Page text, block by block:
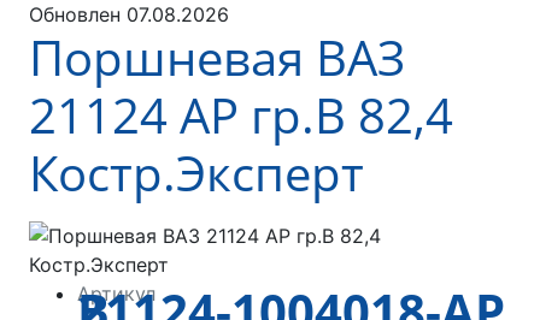
Обновлен 07.08.2026
Поршневая ВАЗ
21124 АР гр.B 82,4
Костр.Эксперт
Артикул